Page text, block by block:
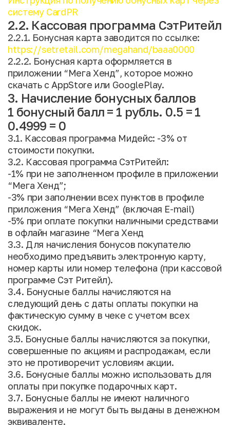
систему CardPR
2.2. Кассовая программа СэтРитейл
2.2.1. Бонусная карта заводится по ссылке:
https://setretail.com/megahand/baaa0000
2.2.2. Бонусная карта оформляется в
приложении “Мега Хенд”, которое можно
скачать с AppStore или GooglePlay.
3. Начисление бонусных баллов
1 бонусный балл = 1 рубль. 0.5 = 1
0.4999 = 0
3.1. Кассовая программа Мидейс: -3% от
стоимости покупки.
3.2. Кассовая программа СэтРитейл:
-1% при не заполненном профиле в приложении
“Мега Хенд”;
-3% при заполнении всех пунктов в профиле
приложения “Мега Хенд” (включая E-mail)
-5% при оплате покупки наличными средствами
в офлайн магазине “Мега Хенд
3.3. Для начисления бонусов покупателю
необходимо предъявить электронную карту,
номер карты или номер телефона (при кассовой
программе Сэт Ритейл).
3.4. Бонусные баллы начисляются на
следующий день с даты оплаты покупки на
фактическую сумму в чеке с учетом всех
скидок.
3.5. Бонусные баллы начисляются за покупки,
совершенные по акциям и распродажам, если
это не противоречит условиям акции.
3.6. Бонусные баллы можно использовать для
оплаты при покупке подарочных карт.
3.7. Бонусные баллы не имеют наличного
выражения и не могут быть выданы в денежном
эквиваленте.